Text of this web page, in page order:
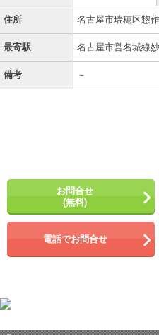
住所 名古屋市瑞穂区惣
最寄駅 名古屋市営名城線
備考 －
お問合せ
(無料)
電話でお問合せ